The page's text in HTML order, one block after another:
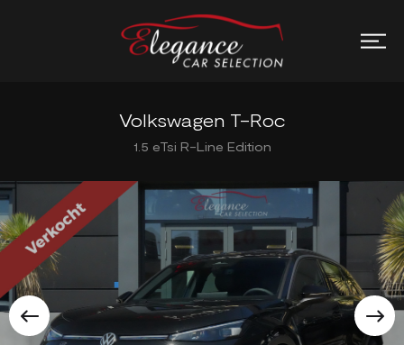
Volkswagen T-Roc
1.5 eTsi R-Line Edition